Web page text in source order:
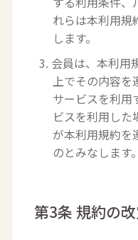
れらは本利用規
します。
3. 会員は、本利用
上でその内容を
サービスを利用
ビスを利用した
が本利用規約を
のとみなします。
第3条 規約の